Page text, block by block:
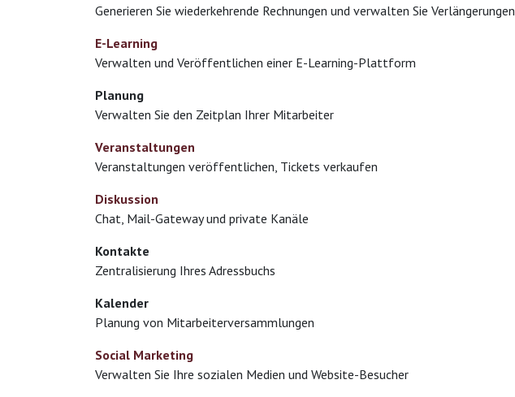
Generieren Sie wiederkehrende Rechnungen und verwalten Sie Verlängerungen
E-Learning
Verwalten und Veröffentlichen einer E-Learning-Plattform
Planung
Verwalten Sie den Zeitplan Ihrer Mitarbeiter
Veranstaltungen
Veranstaltungen veröffentlichen, Tickets verkaufen
Diskussion
Chat, Mail-Gateway und private Kanäle
Kontakte
Zentralisierung Ihres Adressbuchs
Kalender
Planung von Mitarbeiterversammlungen
Social Marketing
Verwalten Sie Ihre sozialen Medien und Website-Besucher